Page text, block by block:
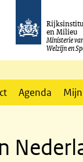
en Milieu
Ministerie
Welzijn en
Agenda